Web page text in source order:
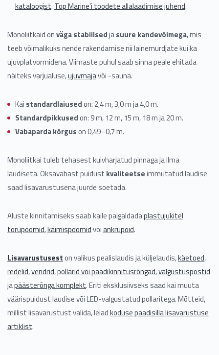
kataloogist. Top Marine’i toodete allalaadimise juhend.
Monoliitkaid onväga stabiilsedjasuure kandevõimega, mis
teeb võimalikuks nende rakendamise nii lainemurdjate kui ka
ujuvplatvormidena. Viimaste puhul saab sinna peale ehitada
näiteks varjualuse,ujuvmajavõi -sauna.
Kai standardlaiusedon: 2,4 m, 3,0 m ja 4,0 m.
Standardpikkusedon: 9 m, 12 m, 15 m, 18 m ja 20 m.
Vabaparda kõrguson 0,49–0,7 m.
Monoliitkai tuleb tehasest kuivharjatud pinnaga ja ilma
laudiseta. Oksavabast puidust kvaliteetseimmutatud laudise
saad lisavarustusena juurde soetada.
Aluste kinnitamiseks saab kaile paigaldadaplastujukitel
torupoomid,käimispoomidvõiankrupoid.
Lisavarustuseston valikus pealislaudis ja küljelaudis,käetoed,
redelid,vendrid,pollarid või paadikinnitusrõngad,valgustuspostid
japäästerõnga komplekt. Eriti eksklusiivseks saad kai muuta
väärispuidust laudise või LED-valgustatud pollaritega. Mõtteid,
millist lisavarustust valida, leiadkoduse paadisilla lisavarustuse
artiklist.